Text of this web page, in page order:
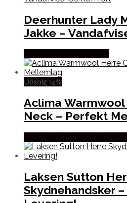
Deerhunter Lady
Jakke –
Udsalg 14%
Aclima
Neck – Perfekt
Laksen Sutton
Skydnehandsker